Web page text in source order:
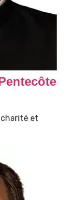
et